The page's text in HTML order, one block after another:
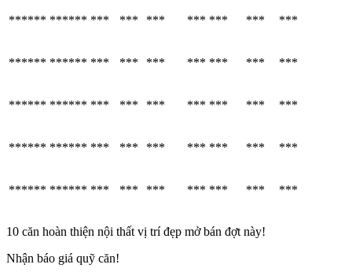
****** ****** *** *** *** *** *** *** ***
****** ****** *** *** *** *** *** *** ***
****** ****** *** *** *** *** *** *** ***
****** ****** *** *** *** *** *** *** ***
****** ****** *** *** *** *** *** *** ***
10 căn hoàn thiện nội thất vị trí đẹp mở bán đợt này!
Nhận báo giá quỹ căn!